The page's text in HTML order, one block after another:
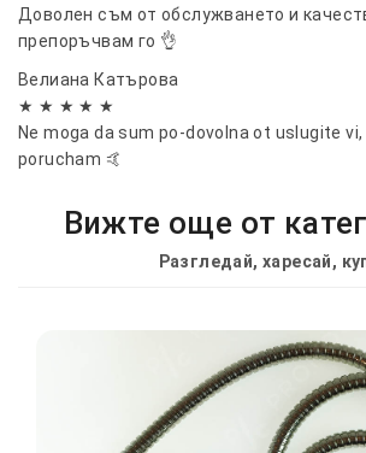
Доволен съм от обслужването и
препоръчвам го 👌
Велиана Катърова
★ ★ ★ ★ ★
Ne moga da sum po-dovolna ot uslugite
porucham 🤙
Вижте още от
Разгледай, харесай,